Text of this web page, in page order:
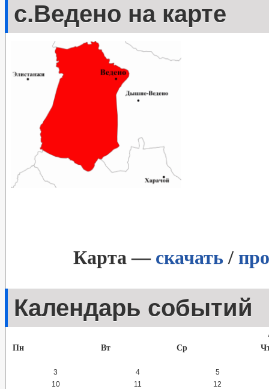
с.Ведено на карте
Карта — скачать /
Календарь событий
Пн
Вт Ср
3 4
5
10
11
12